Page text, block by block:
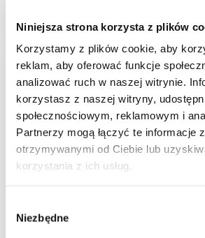
Niniejsza strona korzysta z plików
Korzystamy z plików cookie, aby
reklam, aby oferować funkcje
analizować ruch w naszej witrynie.
korzystasz z naszej witryny,
społecznościowym, reklamowym i
Partnerzy mogą łączyć te informacje
otrzymywanymi od Ciebie lub
korzystania z ich usług.
zgody
Niezbędne